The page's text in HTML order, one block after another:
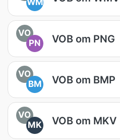
WM
VO
PN
VOB om PNG
VO
BM
VOB om BMP
VO
MK
VOB om MKV